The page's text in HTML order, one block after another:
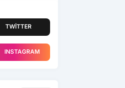
TWITTER
INSTAGRAM